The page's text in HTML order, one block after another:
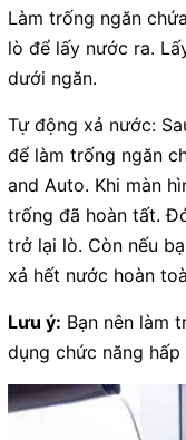
Làm trống ngăn
lò để lấy nước ra.
dưới ngăn.
Tự động xả nước:
để làm trống ngăn
and Auto. Khi màn
trống đã hoàn tất.
trở lại lò. Còn nếu
xả hết nước hoàn
Lưu ý: Bạn nên làm
dụng chức năng hấp